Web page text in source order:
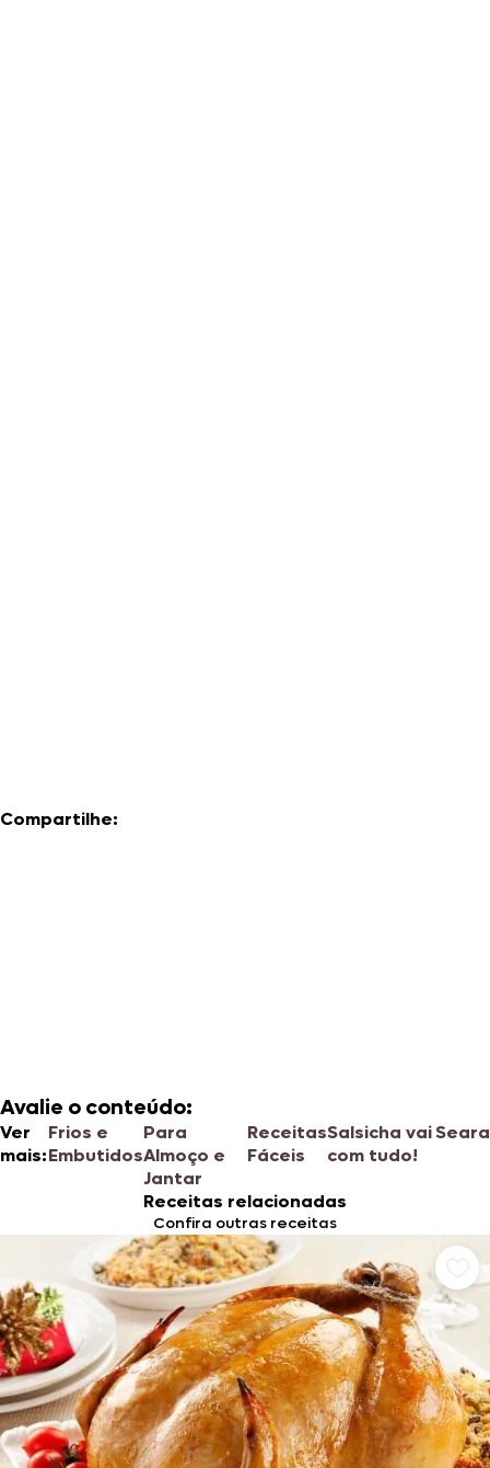
Compartilhe:
Avalie o conteúdo:
Ver
mais:
Frios e
Embutidos
Para
Almoço e
Jantar
Receitas
Fáceis
Salsicha vai
com tudo!
Seara
Receitas relacionadas
Confira outras receitas